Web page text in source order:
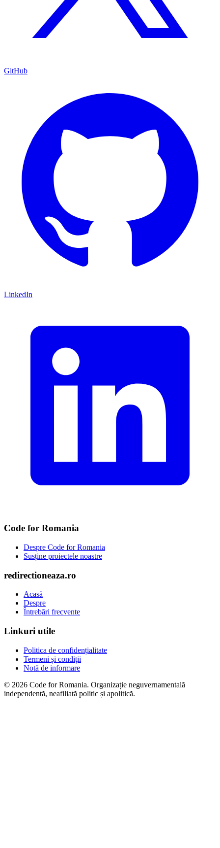
GitHub
LinkedIn
Code for Romania
Despre Code for Romania
Susține proiectele noastre
redirectioneaza.ro
Acasă
Despre
Întrebări frecvente
Linkuri utile
Politica de confidențialitate
Termeni și condiții
Notă de informare
© 2026 Code for Romania. Organizație neguvernamentală
independentă, neafiliată politic și apolitică.